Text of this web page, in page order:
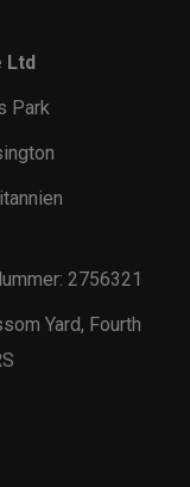
Ltd
Park
2756321
Yard, Fourth